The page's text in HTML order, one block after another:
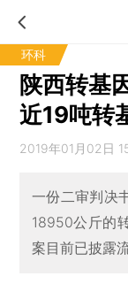
环科
陕西转基
近19吨转
2019年01月02日
一份二审判决
18950公斤的
案目前已披露